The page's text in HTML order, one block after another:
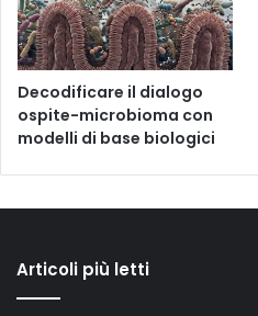
Decodificare il dialogo
ospite-microbioma con
modelli di base biologici
Articoli più letti